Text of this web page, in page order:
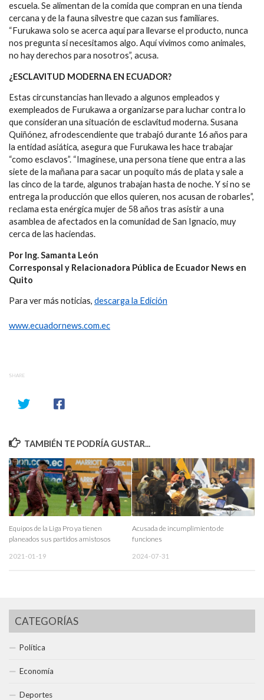
escuela. Se alimentan de la comida que compran en una tienda
cercana y de la fauna silvestre que cazan sus familiares.
“Furukawa solo se acerca aquí para llevarse el producto, nunca
nos pregunta si necesitamos algo. Aquí vivimos como animales,
no hay derechos para nosotros”, acusa.
¿ESCLAVITUD MODERNA EN ECUADOR?
Estas circunstancias han llevado a algunos empleados y
exempleados de Furukawa a organizarse para luchar contra lo
que consideran una situación de esclavitud moderna. Susana
Quiñónez, afrodescendiente que trabajó durante 16 años para
la entidad asiática, asegura que Furukawa les hace trabajar
“como esclavos”. “Imagínese, una persona tiene que entra a las
siete de la mañana para sacar un poquito más de plata y sale a
las cinco de la tarde, algunos trabajan hasta de noche. Y si no se
entrega la producción que ellos quieren, nos acusan de robarles”,
reclama esta enérgica mujer de 58 años tras asistir a una
asamblea de afectados en la comunidad de San Ignacio, muy
cerca de las haciendas.
Por Ing. Samanta León
Corresponsal y Relacionadora Pública de Ecuador News en
Quito
Para ver más noticias, descarga la Edición
www.ecuadornews.com.ec
SHARE
TAMBIÉN TE PODRÍA GUSTAR...
Equipos de la Liga Pro ya tienen
planeados sus partidos amistosos
2021-01-19
Acusada de incumplimiento de
funciones
2024-07-31
CATEGORÍAS
Política
Economía
Deportes